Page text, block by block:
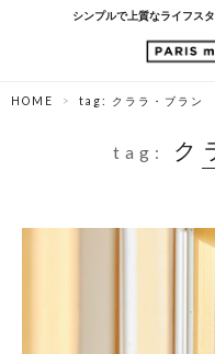
シンプルで上質なライフス
HOME tag: クララ・ブラン
tag: ク